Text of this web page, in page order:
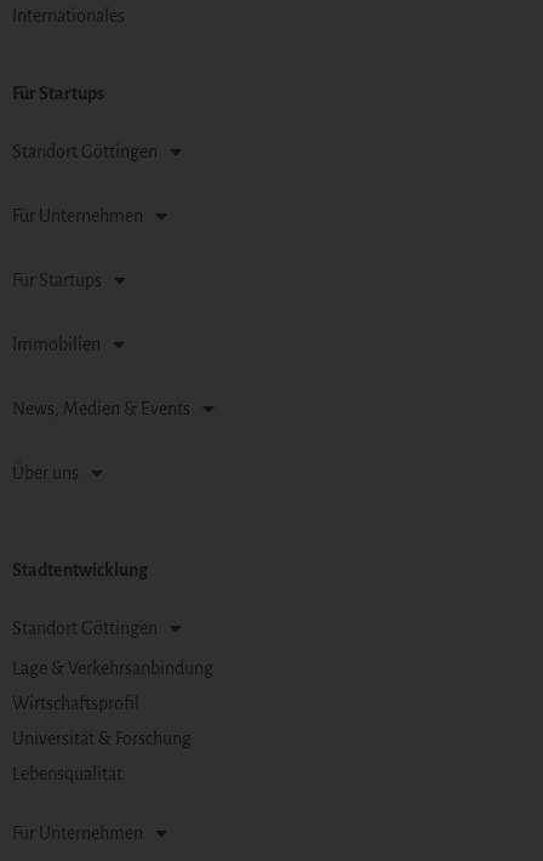
Internationales
Für Startups
Standort Göttingen
Für Unternehmen
Für Startups
Immobilien
News, Medien & Events
Über uns
Stadtentwicklung
Standort Göttingen
Lage & Verkehrsanbindung
Wirtschaftsprofil
Universität & Forschung
Lebensqualität
Für Unternehmen